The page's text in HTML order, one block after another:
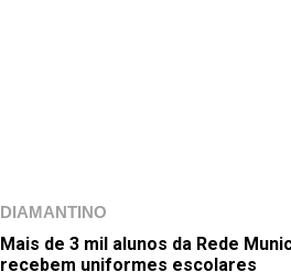
DIAMANTINO
Mais de 3 mil alunos da Rede
recebem uniformes escolares